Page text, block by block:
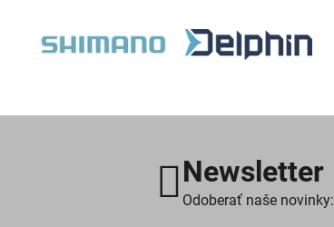
Newsletter
Odoberať naše novinky: